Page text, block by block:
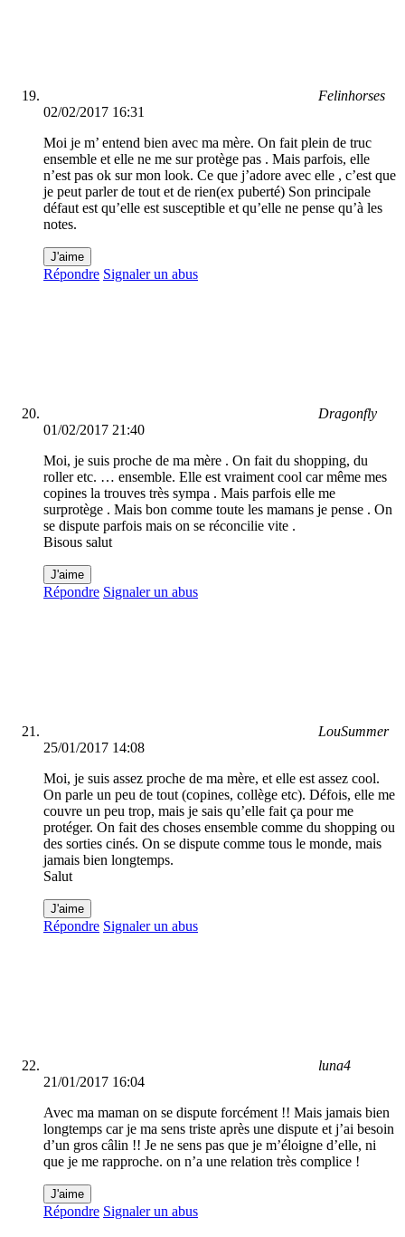
Felinhorses
02/02/2017 16:31
Moi je m’ entend bien avec ma mère. On fait plein de truc
ensemble et elle ne me sur protège pas . Mais parfois, elle
n’est pas ok sur mon look. Ce que j’adore avec elle , c’est que
je peut parler de tout et de rien(ex puberté) Son principale
défaut est qu’elle est susceptible et qu’elle ne pense qu’à les
notes.
J'aime
Répondre Signaler un abus
Dragonfly
01/02/2017 21:40
Moi, je suis proche de ma mère . On fait du shopping, du
roller etc. … ensemble. Elle est vraiment cool car même mes
copines la trouves très sympa . Mais parfois elle me
surprotège . Mais bon comme toute les mamans je pense . On
se dispute parfois mais on se réconcilie vite .
Bisous salut
J'aime
Répondre Signaler un abus
LouSummer
25/01/2017 14:08
Moi, je suis assez proche de ma mère, et elle est assez cool.
On parle un peu de tout (copines, collège etc). Défois, elle me
couvre un peu trop, mais je sais qu’elle fait ça pour me
protéger. On fait des choses ensemble comme du shopping ou
des sorties cinés. On se dispute comme tous le monde, mais
jamais bien longtemps.
Salut
J'aime
Répondre Signaler un abus
luna4
21/01/2017 16:04
Avec ma maman on se dispute forcément !! Mais jamais bien
longtemps car je ma sens triste après une dispute et j’ai besoin
d’un gros câlin !! Je ne sens pas que je m’éloigne d’elle, ni
que je me rapproche. on n’a une relation très complice !
J'aime
Répondre Signaler un abus